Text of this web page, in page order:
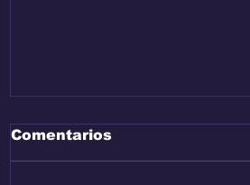
Comentarios